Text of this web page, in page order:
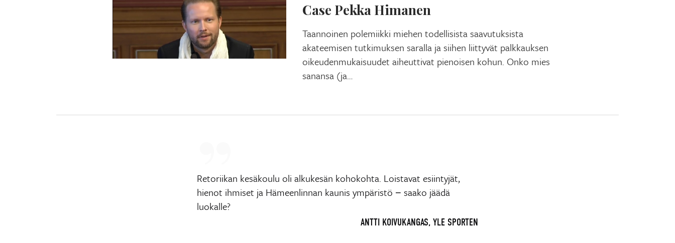
Case Pekka Himanen
Taannoinen polemiikki miehen todellisista saavutuksista
akateemisen tutkimuksen saralla ja siihen liittyvät palkkauksen
oikeudenmukaisuudet aiheuttivat pienoisen kohun. Onko mies
sanansa (ja…
Retoriikan kesäkoulu oli alkukesän kohokohta. Loistavat esiintyjät,
hienot ihmiset ja Hämeenlinnan kaunis ympäristö − saako jäädä
luokalle?
ANTTI KOIVUKANGAS, YLE SPORTEN